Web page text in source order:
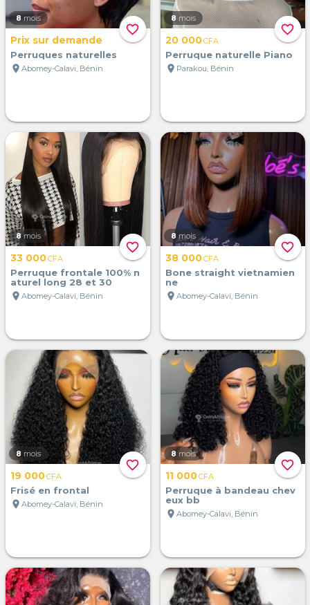
favorite_border
8 mois
Prix sur demande
Perruques naturelles
location_on Abomey-Calavi, Bénin
favorite_border
8 mois
20 000CFA
Perruque naturelle Piano
location_on Parakou, Bénin
favorite_border
8 mois
33 000CFA
Perruque frontale 100% n
aturel long 28 et 30
location_on Abomey-Calavi, Bénin
favorite_border
8 mois
38 000CFA
Bone straight vietnamien
ne
location_on Abomey-Calavi, Bénin
favorite_border
8 mois
19 000CFA
Frisé en frontal
location_on Abomey-Calavi, Bénin
favorite_border
8 mois
11 000CFA
Perruque à bandeau chev
eux bb
location_on Abomey-Calavi, Bénin